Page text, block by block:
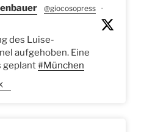
@giocosopress ·
des Luise-
aufgehoben. Eine
geplant#München